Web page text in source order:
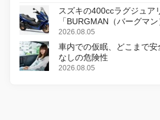
スズキの400ccラグジュア
「BURGMAN（バーグマ
変更し、8月18日に発売
2026.08.05
車内での仮眠、どこまで
なしの危険性
2026.08.05